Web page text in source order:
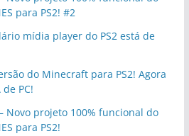
para PS2! #2
mídia player do PS2 está de
do Minecraft para PS2! Agora
PC!
Novo projeto 100% funcional do
para PS2!